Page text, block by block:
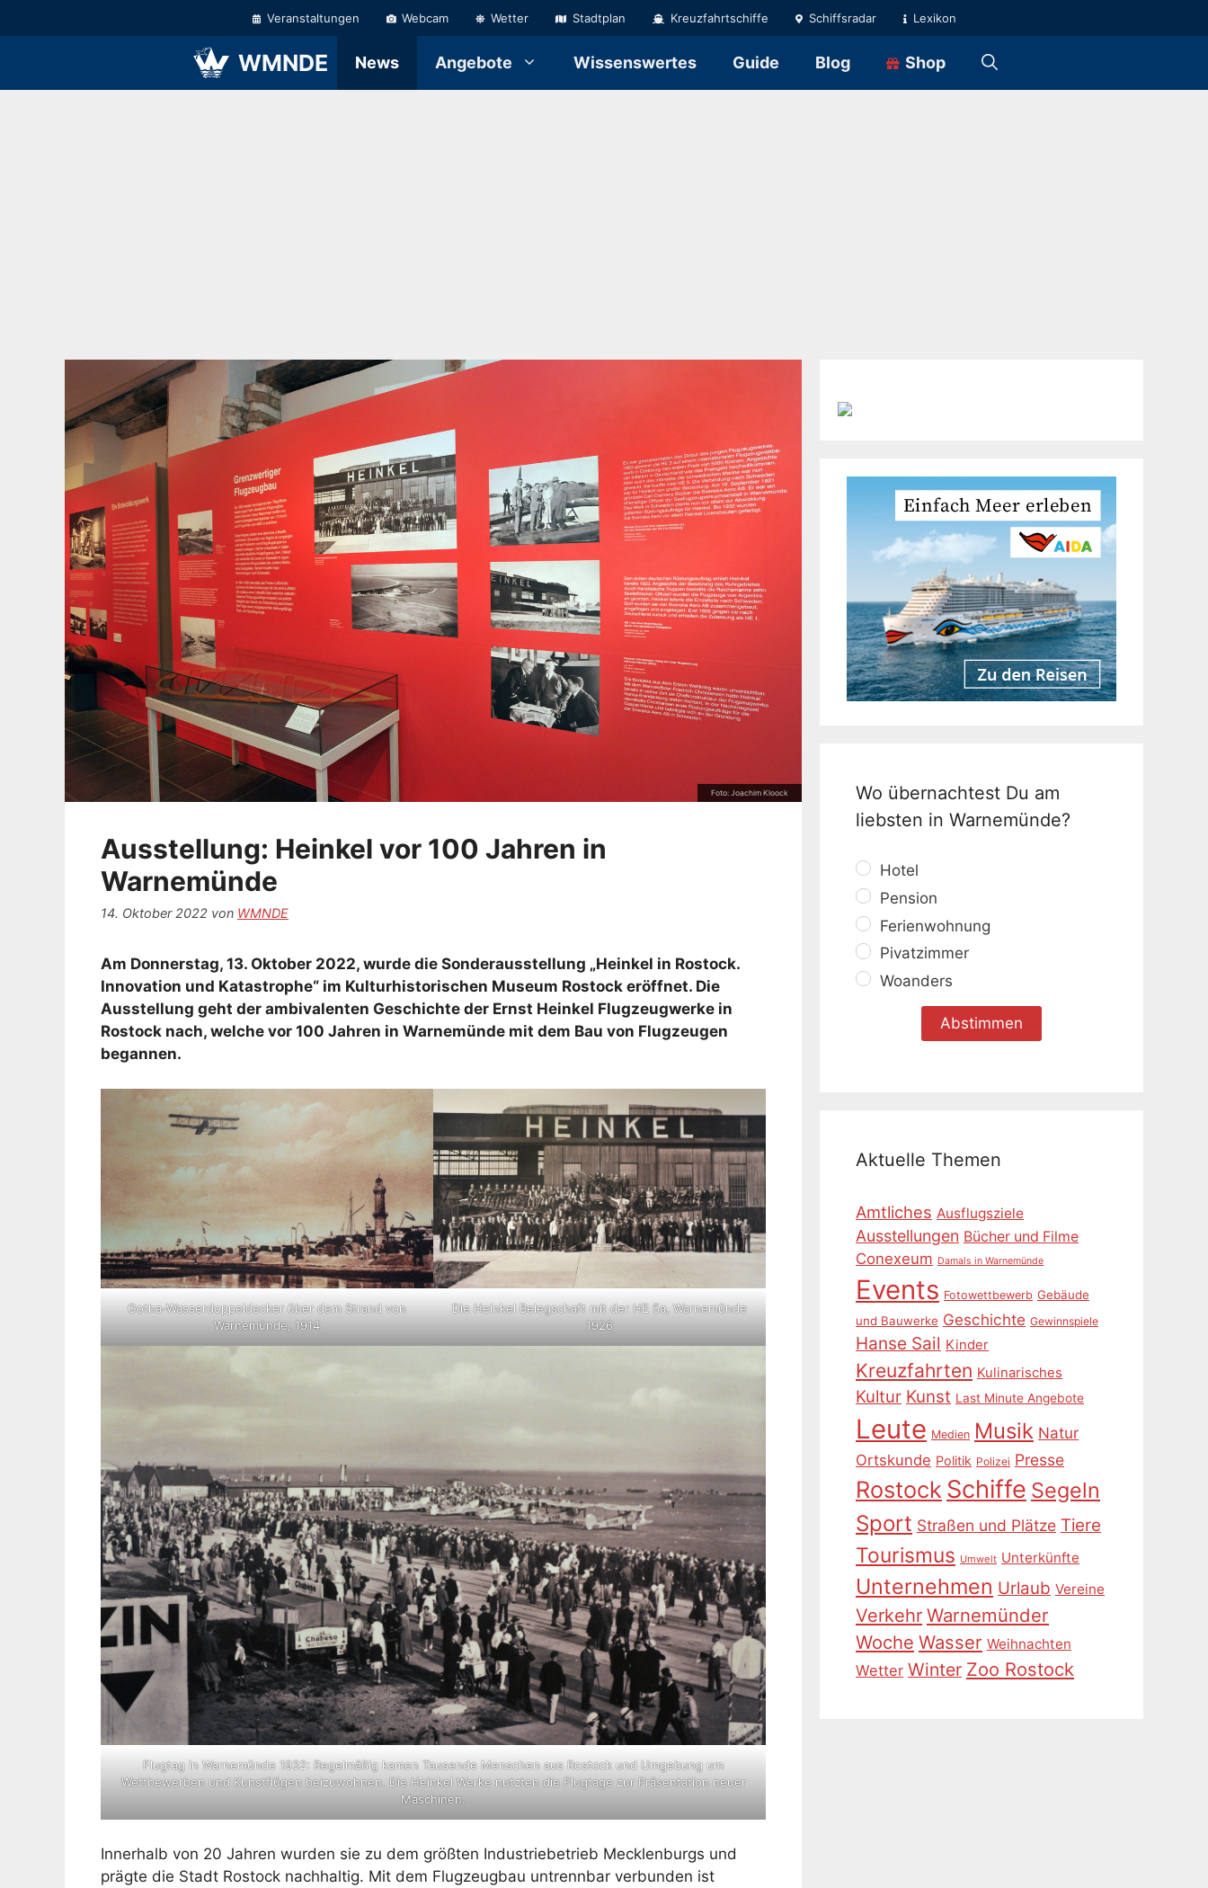
Inhalt
Veranstaltungen Webcam Wetter Stadtplan Kreuzfahrtschiffe Schiffsradar Lexikon
WMNDE News Angebote Wissenswertes Guide Blog Shop
Foto: Joachim Kloock
Ausstellung: Heinkel vor 100 Jahren in
Warnemünde
14. Oktober 2022 von WMNDE
Am Donnerstag, 13. Oktober 2022, wurde die Sonderausstellung „Heinkel in Rostock.
Innovation und Katastrophe“ im Kulturhistorischen Museum Rostock eröffnet. Die
Ausstellung geht der ambivalenten Geschichte der Ernst Heinkel Flugzeugwerke in
Rostock nach, welche vor 100 Jahren in Warnemünde mit dem Bau von Flugzeugen
begannen.
Gotha-Wasserdoppeldecker über dem Strand von
Warnemünde, 1914
Die Heinkel Belegschaft mit der HE 5a, Warnemünde
1926
Flugtag in Warnemünde 1932: Regelmäßig kamen Tausende Menschen aus Rostock und Umgebung um
Wettbewerben und Kunstflügen beizuwohnen. Die Heinkel Werke nutzten die Flugtage zur Präsentation neuer
Maschinen.
Innerhalb von 20 Jahren wurden sie zu dem größten Industriebetrieb Mecklenburgs und
prägte die Stadt Rostock nachhaltig. Mit dem Flugzeugbau untrennbar verbunden ist
Wo übernachtest Du am
liebsten in Warnemünde?
Hotel
Pension
Ferienwohnung
Pivatzimmer
Woanders
Aktuelle Themen
Amtliches Ausflugsziele
Ausstellungen Bücher und Filme
Conexeum Damals in Warnemünde
Events Fotowettbewerb Gebäude
und Bauwerke Geschichte Gewinnspiele
Hanse Sail Kinder
Kreuzfahrten Kulinarisches
Kultur Kunst Last Minute Angebote
Leute Medien Musik Natur
Ortskunde Politik Polizei Presse
Rostock Schiffe Segeln
Sport Straßen und Plätze Tiere
Tourismus Umwelt Unterkünfte
Unternehmen Urlaub Vereine
Verkehr Warnemünder
Woche Wasser Weihnachten
Wetter Winter Zoo Rostock